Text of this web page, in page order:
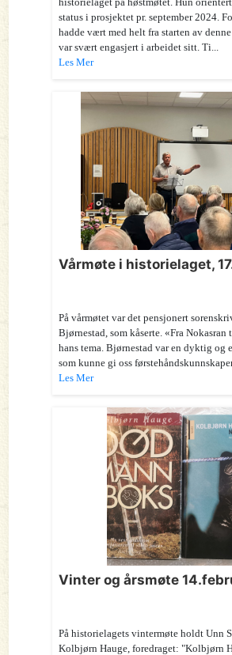
status i prosjektet pr. september 2024.
hadde vært med helt fra starten av
var svært engasjert i arbeidet sitt. Ti...
Les Mer
Vårmøte i historielaget,
På vårmøtet var det pensjonert
Bjørnestad, som kåserte. «Fra
hans tema. Bjørnestad var en dyktig og
som kunne gi oss
Les Mer
Vinter og årsmøte
På historielagets vintermøte holdt Unn
Kolbjørn Hauge, foredraget: "Kolbjørn